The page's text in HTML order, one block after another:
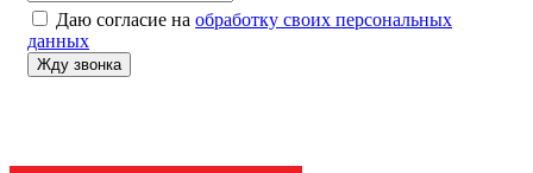
Даю согласие на обработку своих персональных
данных